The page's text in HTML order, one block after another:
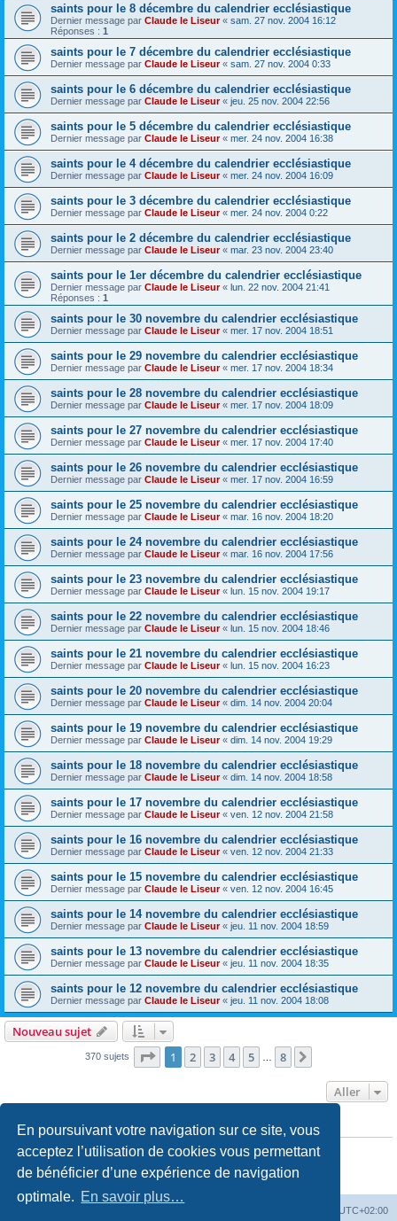
En poursuivant votre navigation sur ce site, vous
acceptez l’utilisation de cookies vous permettant
de bénéficier d’une expérience de navigation
optimale. En savoir plus…
saints pour le 8 décembre du calendrier ecclésiastique
Dernier message par Claude le Liseur« sam. 27 nov. 2004 16:12
Réponses : 1
saints pour le 7 décembre du calendrier ecclésiastique
Dernier message par Claude le Liseur« sam. 27 nov. 2004 0:33
saints pour le 6 décembre du calendrier ecclésiastique
Dernier message par Claude le Liseur« jeu. 25 nov. 2004 22:56
saints pour le 5 décembre du calendrier ecclésiastique
Dernier message par Claude le Liseur« mer. 24 nov. 2004 16:38
saints pour le 4 décembre du calendrier ecclésiastique
Dernier message par Claude le Liseur« mer. 24 nov. 2004 16:09
saints pour le 3 décembre du calendrier ecclésiastique
Dernier message par Claude le Liseur« mer. 24 nov. 2004 0:22
saints pour le 2 décembre du calendrier ecclésiastique
Dernier message par Claude le Liseur« mar. 23 nov. 2004 23:40
saints pour le 1er décembre du calendrier ecclésiastique
Dernier message par Claude le Liseur« lun. 22 nov. 2004 21:41
Réponses : 1
saints pour le 30 novembre du calendrier ecclésiastique
Dernier message par Claude le Liseur« mer. 17 nov. 2004 18:51
saints pour le 29 novembre du calendrier ecclésiastique
Dernier message par Claude le Liseur« mer. 17 nov. 2004 18:34
saints pour le 28 novembre du calendrier ecclésiastique
Dernier message par Claude le Liseur« mer. 17 nov. 2004 18:09
saints pour le 27 novembre du calendrier ecclésiastique
Dernier message par Claude le Liseur« mer. 17 nov. 2004 17:40
saints pour le 26 novembre du calendrier ecclésiastique
Dernier message par Claude le Liseur« mer. 17 nov. 2004 16:59
saints pour le 25 novembre du calendrier ecclésiastique
Dernier message par Claude le Liseur« mar. 16 nov. 2004 18:20
saints pour le 24 novembre du calendrier ecclésiastique
Dernier message par Claude le Liseur« mar. 16 nov. 2004 17:56
saints pour le 23 novembre du calendrier ecclésiastique
Dernier message par Claude le Liseur« lun. 15 nov. 2004 19:17
saints pour le 22 novembre du calendrier ecclésiastique
Dernier message par Claude le Liseur« lun. 15 nov. 2004 18:46
saints pour le 21 novembre du calendrier ecclésiastique
Dernier message par Claude le Liseur« lun. 15 nov. 2004 16:23
saints pour le 20 novembre du calendrier ecclésiastique
Dernier message par Claude le Liseur« dim. 14 nov. 2004 20:04
saints pour le 19 novembre du calendrier ecclésiastique
Dernier message par Claude le Liseur« dim. 14 nov. 2004 19:29
saints pour le 18 novembre du calendrier ecclésiastique
Dernier message par Claude le Liseur« dim. 14 nov. 2004 18:58
saints pour le 17 novembre du calendrier ecclésiastique
Dernier message par Claude le Liseur« ven. 12 nov. 2004 21:58
saints pour le 16 novembre du calendrier ecclésiastique
Dernier message par Claude le Liseur« ven. 12 nov. 2004 21:33
saints pour le 15 novembre du calendrier ecclésiastique
Dernier message par Claude le Liseur« ven. 12 nov. 2004 16:45
saints pour le 14 novembre du calendrier ecclésiastique
Dernier message par Claude le Liseur« jeu. 11 nov. 2004 18:59
saints pour le 13 novembre du calendrier ecclésiastique
Dernier message par Claude le Liseur« jeu. 11 nov. 2004 18:35
saints pour le 12 novembre du calendrier ecclésiastique
Dernier message par Claude le Liseur« jeu. 11 nov. 2004 18:08
Nouveau sujet
370 sujets Page 1sur8
1 2 3 4 5 8
Aller
PERMISSIONS DU FORUM
Vousne pouvez paspublier de nouveaux sujets dans ce forum
Vousne pouvez pasrépondre aux sujets dans ce forum
Vousne pouvez pasmodifier vos messages dans ce forum
supprimer vos messages dans ce forum
UTC+02:00